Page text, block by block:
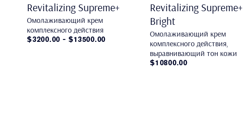
Revitalizing Supreme+
Омолаживающий крем
комплексного действия
$3200.00 - $13500.00
Revitalizing Supreme+
Bright
Омолаживающий крем
комплексного действия,
выравнивающий тон кожи
$10800.00